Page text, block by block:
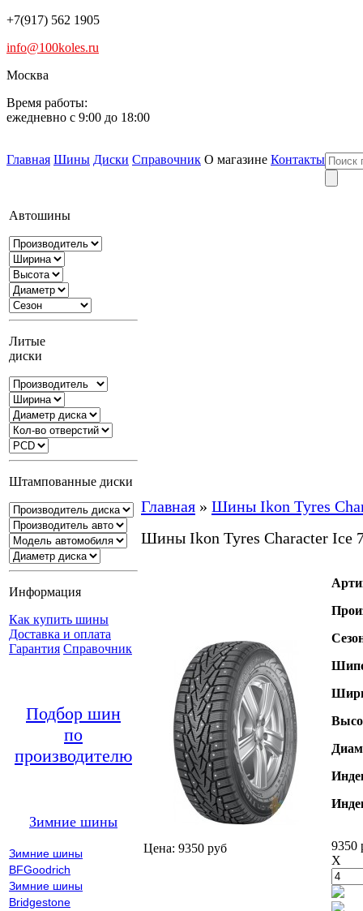
+7(917) 562 1905
info@100koles.ru
Москва
Время работы:
ежедневно с 9:00 до 18:00
Главная Шины Диски Справочник О магазине Контакты
Автошины
Литые
диски
Штампованные диски
Информация
Как купить шины
Доставка и оплата
Гарантия Справочник
Подбор шин
по
производителю
Зимние шины
Зимние шины
BFGoodrich
Зимние шины
Bridgestone
Главная » Шины Ikon Tyres
Шины Ikon Tyres Character Ice
Цена: 9350 руб
9350
X